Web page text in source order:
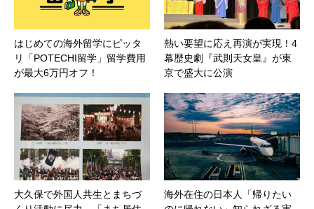
はじめての海外留学にピッタ
リ「POTECHI留学」留学費用
が最大6万円オフ！
熱い要望に応え再演が実現！4
幕歴史劇『武則天女皇』が東
京で盛大に公演
大久保で外国人共生とまちづ
海外在住の日本人「帰りたい